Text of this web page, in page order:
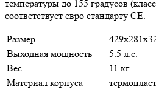
температуры до 155 градусов
соответствует евро стандарту СЕ.
Размер
Выходная мощность
5.5 л.с.
Вес
11 кг
Материал корпуса